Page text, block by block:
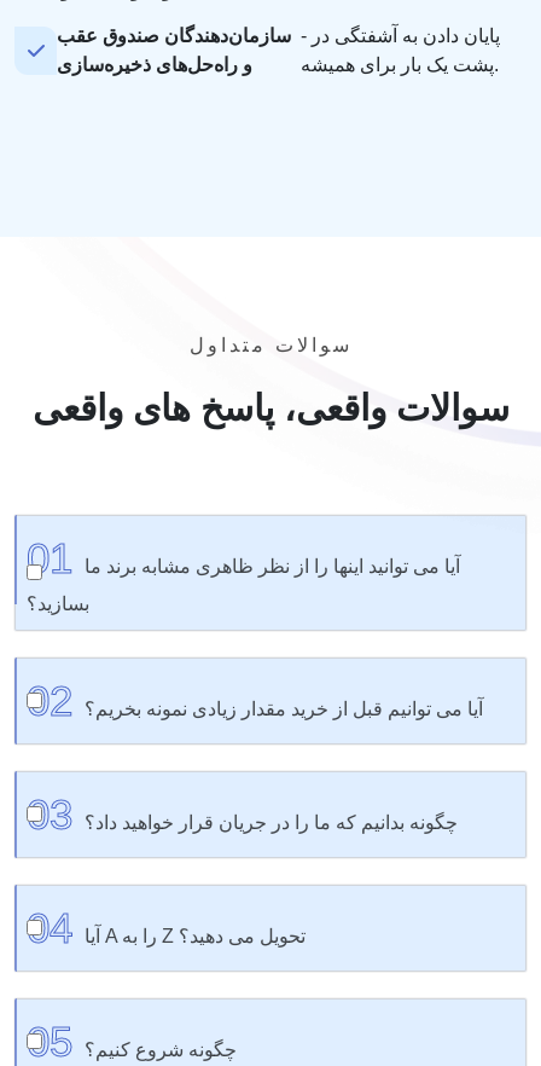
سازمان‌دهندگان صندوق عقب
و راه‌حل‌های ذخیره‌سازی
- پایان دادن به آشفتگی در
پشت یک بار برای همیشه.
سوالات متداول
سوالات واقعی، پاسخ های واقعی
01
آیا می توانید اینها را از نظر ظاهری مشابه برند ما
بسازید؟
100% ما رنگ‌ها را مطابقت می‌دهیم، آرم‌های شما را اضافه
می‌کنیم و بسته‌بندی‌هایی را توسعه می‌دهیم که از قفسه خارج
02 آیا می توانیم قبل از خرید مقدار زیادی نمونه بخریم؟
کاملاً - ما فکر می کنیم قبل از تصمیم گیری باید ببینید، لمس
03 چگونه بدانیم که ما را در جریان قرار خواهید داد؟
ما به‌روزرسانی‌ها، عکس‌ها و جدول زمانی صادقانه را برای شما
ارسال می‌کنیم - و همیشه یک شخص واقعی برای پاسخ به
04 آیا A را به Z تحویل می دهید؟
کاملا. ما حمل و نقل را سازماندهی می کنیم، امور گمرکی را
انجام می دهیم و محصولات را به انبار شما یا مستقیماً به
05 چگونه شروع کنیم؟